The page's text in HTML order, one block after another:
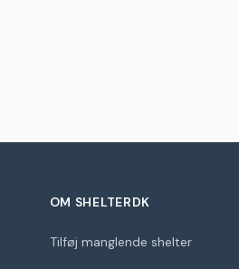
OM SHELTERDK
Tilføj manglende shelter